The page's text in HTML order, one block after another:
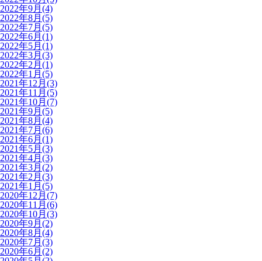
2022年9月(4)
2022年8月(5)
2022年7月(5)
2022年6月(1)
2022年5月(1)
2022年3月(3)
2022年2月(1)
2022年1月(5)
2021年12月(3)
2021年11月(5)
2021年10月(7)
2021年9月(5)
2021年8月(4)
2021年7月(6)
2021年6月(1)
2021年5月(3)
2021年4月(3)
2021年3月(2)
2021年2月(3)
2021年1月(5)
2020年12月(7)
2020年11月(6)
2020年10月(3)
2020年9月(2)
2020年8月(4)
2020年7月(3)
2020年6月(2)